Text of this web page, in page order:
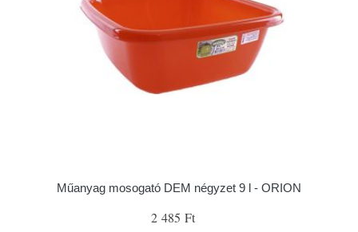
Műanyag mosogató DEM négyzet 9 l - ORION
2 485 Ft